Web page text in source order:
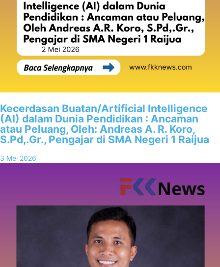
Kecerdasan Buatan/Artificial Intelligence
(AI) dalam Dunia Pendidikan : Ancaman
atau Peluang, Oleh: Andreas A. R. Koro,
S.Pd,.Gr., Pengajar di SMA Negeri 1 Raijua
3 Mei 2026